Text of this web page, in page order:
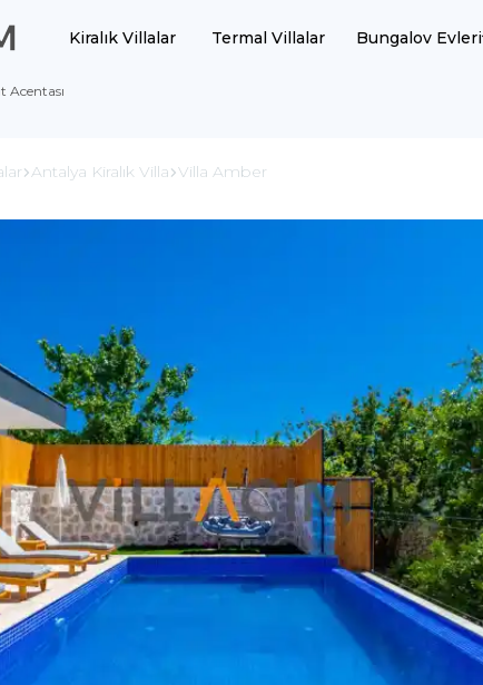
Kiralık Villalar Termal Villalar Bungalov Evleri
Acentası
Antalya Kiralık Villa Villa Amber